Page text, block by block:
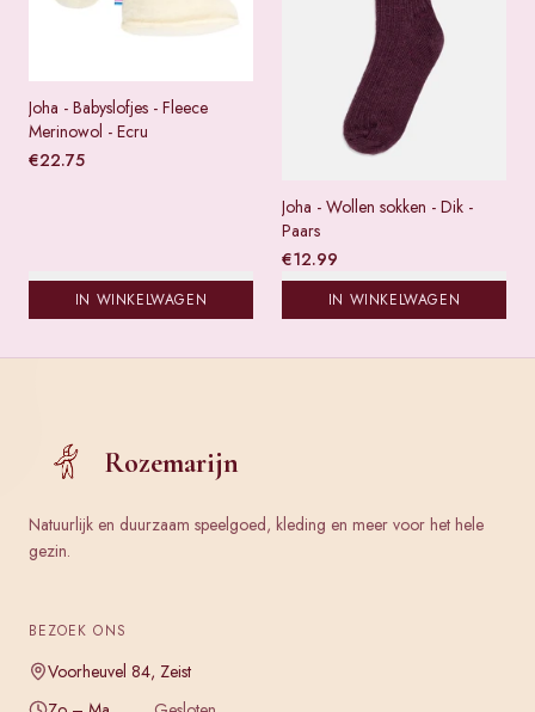
Joha - Babyslofjes - Fleece
Merinowol - Ecru
€22.75
IN WINKELWAGEN
Joha - Wollen sokken - Dik -
Paars
€12.99
IN WINKELWAGEN
Rozemarijn
Natuurlijk en duurzaam speelgoed, kleding en meer voor het hele
gezin.
BEZOEK ONS
Voorheuvel 84, Zeist